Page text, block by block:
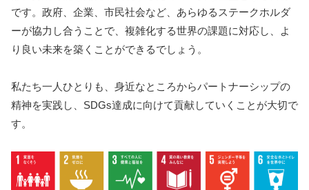
です。政府、企業、市民社会など、あらゆるステークホルダ
ーが協力し合うことで、複雑化する世界の課題に対応し、よ
り良い未来を築くことができるでしょう。
私たち一人ひとりも、身近なところからパートナーシップの
精神を実践し、SDGs達成に向けて貢献していくことが大切で
す。